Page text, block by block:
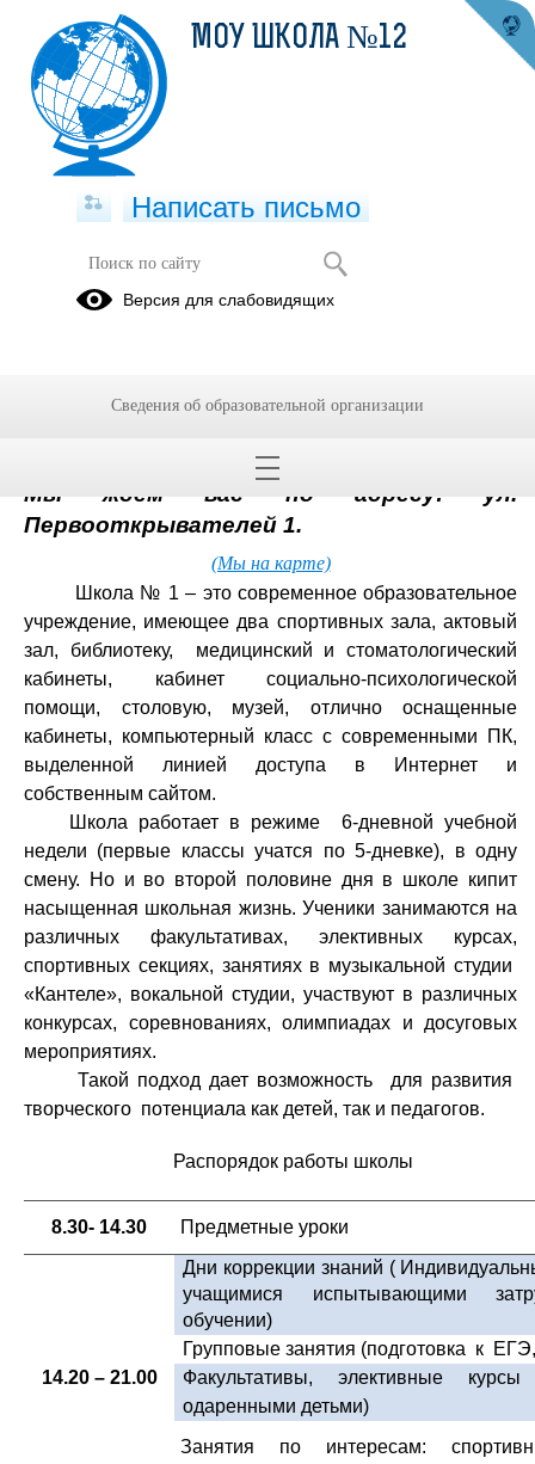
О школе
Мы ждем вас по адресу: ул.
Первооткрывателей 1.
(Мы на карте)
Школа № 1 – это современное образовательное
учреждение, имеющее два спортивных зала, актовый
зал, библиотеку, медицинский и стоматологический
кабинеты, кабинет социально-психологической
помощи, столовую, музей, отлично оснащенные
кабинеты, компьютерный класс с современными ПК,
выделенной линией доступа в Интернет и
собственным сайтом.
Школа работает в режиме 6-дневной учебной
недели (первые классы учатся по 5-дневке), в одну
смену. Но и во второй половине дня в школе кипит
насыщенная школьная жизнь. Ученики занимаются на
различных факультативах, элективных курсах,
спортивных секциях, занятиях в музыкальной студии
«Кантеле», вокальной студии, участвуют в различных
конкурсах, соревнованиях, олимпиадах и досуговых
мероприятиях.
Такой подход дает возможность для развития
творческого потенциала как детей, так и педагогов.
Распорядок работы школы
8.30- 14.30 Предметные уроки
14.20 – 21.00
Дни коррекции знаний (
учащимися испытывающими
обучении)
Групповые занятия (подготовка к
Факультативы, элективные
одаренными детьми)
Занятия по интересам:
МОУ ШКОЛА №12
Написать письмо
Версия для слабовидящих
Сведения об образовательной организации